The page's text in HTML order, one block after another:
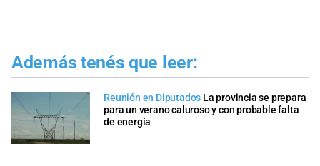
Además tenés que leer:
Reunión en Diputados La provincia se prepara
para un verano caluroso y con probable falta
de energía